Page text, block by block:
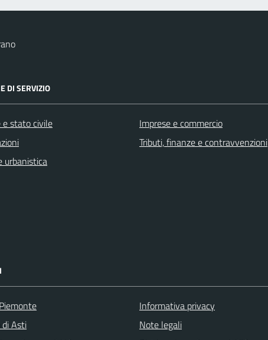
DI SERVIZIO
e stato civile
urbanistica
Imprese e commercio
Tributi, finanze e contravvenzioni
di Asti
Informativa privacy
Note legali